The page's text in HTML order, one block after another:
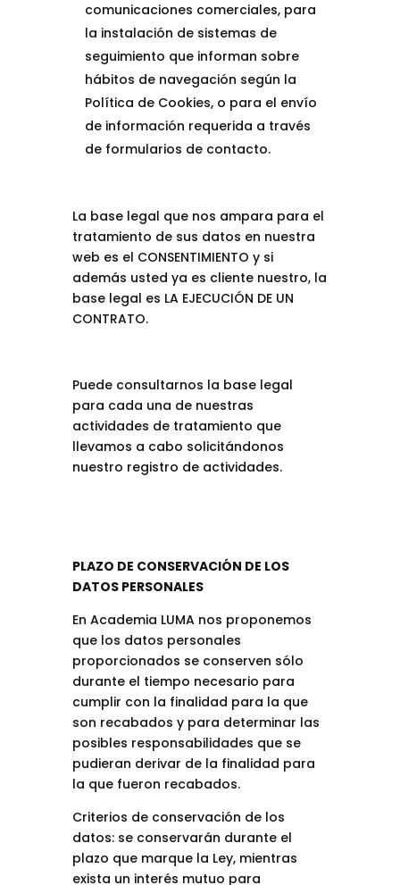
comunicaciones comerciales, para
la instalación de sistemas de
seguimiento que informan sobre
hábitos de navegación según la
Política de Cookies, o para el envío
de información requerida a través
de formularios de contacto.
La base legal que nos ampara para el
tratamiento de sus datos en nuestra
web es el CONSENTIMIENTO y si
además usted ya es cliente nuestro, la
base legal es LA EJECUCIÓN DE UN
CONTRATO.
Puede consultarnos la base legal
para cada una de nuestras
actividades de tratamiento que
llevamos a cabo solicitándonos
nuestro registro de actividades.
PLAZO DE CONSERVACIÓN DE LOS
DATOS PERSONALES
En Academia LUMA nos proponemos
que los datos personales
proporcionados se conserven sólo
durante el tiempo necesario para
cumplir con la finalidad para la que
son recabados y para determinar las
posibles responsabilidades que se
pudieran derivar de la finalidad para
la que fueron recabados.
Criterios de conservación de los
datos: se conservarán durante el
plazo que marque la Ley, mientras
exista un interés mutuo para